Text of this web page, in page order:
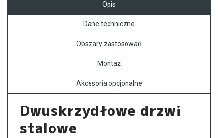
Opis
Dane techniczne
Obszary zastosowań
Montaż
Akcesoria opcjonalne
Dwuskrzydłowe drzwi
stalowe